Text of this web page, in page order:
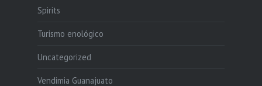
Spirits
Turismo enológico
Uncategorized
Vendimia Guanajuato